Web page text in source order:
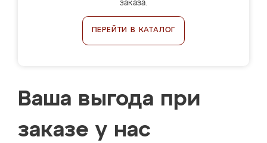
заказа.
ПЕРЕЙТИ В КАТАЛОГ
Ваша выгода при
заказе у нас